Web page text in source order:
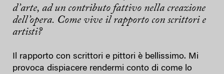
d’arte, ad un contributo fattivo nella creazione
dell’opera. Come vive il rapporto con scrittori e
artisti?
Il rapporto con scrittori e pittori è bellissimo. Mi
provoca dispiacere rendermi conto di come lo